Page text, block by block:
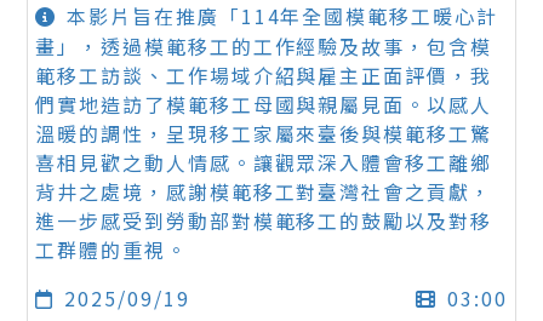
本影片旨在推廣「114年全國模範移工暖心計
畫」，透過模範移工的工作經驗及故事，包含模
範移工訪談、工作場域介紹與雇主正面評價，我
們實地造訪了模範移工母國與親屬見面。以感人
溫暖的調性，呈現移工家屬來臺後與模範移工驚
喜相見歡之動人情感。讓觀眾深入體會移工離鄉
背井之處境，感謝模範移工對臺灣社會之貢獻，
進一步感受到勞動部對模範移工的鼓勵以及對移
工群體的重視。
2025/09/19
03:00